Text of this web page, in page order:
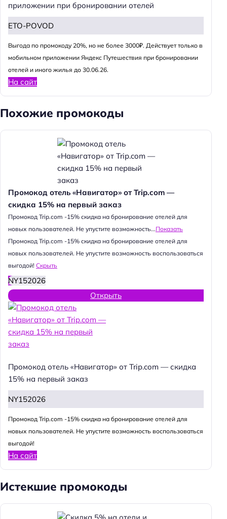
приложении при бронировании отелей
ETO-POVOD
Выгода по промокоду 20%, но не более 3000₽. Действует только в
мобильном приложении Яндекс Путешествия при бронировании
отелей и иного жилья до 30.06.26.
На сайт
Похожие промокоды
Промокод отель «Навигатор» от Trip.com —
скидка 15% на первый заказ
Промокод Trip.com -15% скидка на бронирование отелей для
новых пользователей. Не упустите возможность...Показать
Промокод Trip.com -15% скидка на бронирование отелей для
новых пользователей. Не упустите возможность воспользоваться
выгодой! Скрыть
NY152026
Открыть
Промокод отель «Навигатор» от Trip.com — скидка
15% на первый заказ
NY152026
Промокод Trip.com -15% скидка на бронирование отелей для
новых пользователей. Не упустите возможность воспользоваться
выгодой!
На сайт
Истекшие промокоды